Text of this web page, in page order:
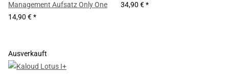
Management Aufsatz Only One
14,90 €*
34,90 €*
Ausverkauft